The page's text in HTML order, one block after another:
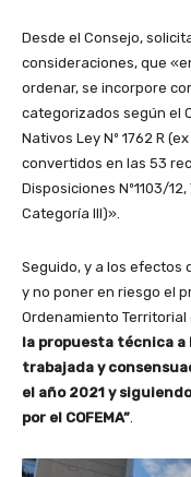
Desde el Consejo,
consideraciones, que
ordenar, se incorpore
categorizados según el
Nativos Ley Nº 1762 R
convertidos en las 53
Disposiciones Nº1103/
Categoría III)».
Seguido, y a los efectos
y no poner en riesgo el
Ordenamiento Territorial
la propuesta técnica a
trabajada y
el año 2021 y
por el COFEMA”.